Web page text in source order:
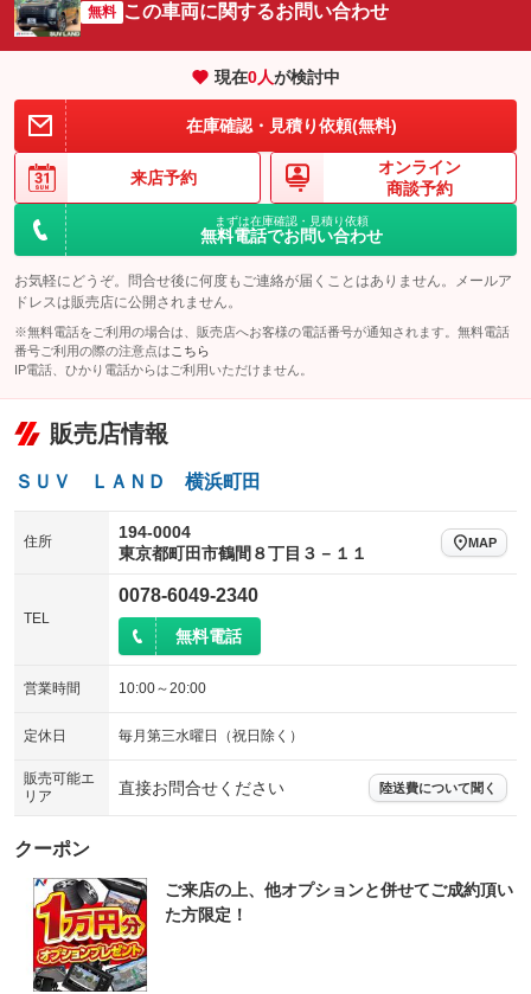
サイドカメラ
：装備あり ルーフレール
：装備なし
エアサスペンション ヘッドライトウォッシャー
無料 この車両に関するお問い合わせ
現在0人が検討中
在庫確認・見積り依頼(無料)
来店予約
オンライン
商談予約
まずは在庫確認・見積り依頼
無料電話でお問い合わせ
お気軽にどうぞ。問合せ後に何度もご連絡が届くことはありません。メールア
ドレスは販売店に公開されません。
※無料電話をご利用の場合は、販売店へお客様の電話番号が通知されます。無料電話
番号ご利用の際の注意点は こちら
IP電話、ひかり電話からはご利用いただけません。
販売店情報
ＳＵＶ ＬＡＮＤ 横浜町田
住所
194-0004
東京都町田市鶴間８丁目３－１１
MAP
TEL
0078-6049-2340
無料電話
営業時間 10:00～20:00
定休日 毎月第三水曜日（祝日除く）
販売可能エ
リア
直接お問合せください 陸送費について聞く
クーポン
ご来店の上、他オプションと併せてご成約頂い
た方限定！